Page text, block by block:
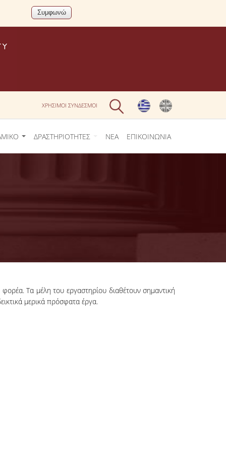
ΧΡΗΣΙΜΟΙ ΣΥΝΔΕΣΜΟΙ
ΔΡΑΣΤΗΡΙΟΤΗΤΕΣ ΝΕΑ ΕΠΙΚΟΙΝΩΝΙΑ
Τα μέλη του εργαστηρίου διαθέτουν σημαντική
μερικά πρόσφατα έργα.